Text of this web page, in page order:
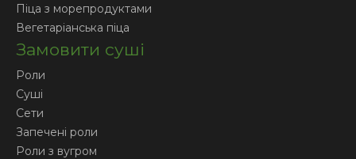
Піца з морепродуктами
Вегетаріанська піца
Замовити суші
Роли
Суші
Сети
Запечені роли
Роли з вугром